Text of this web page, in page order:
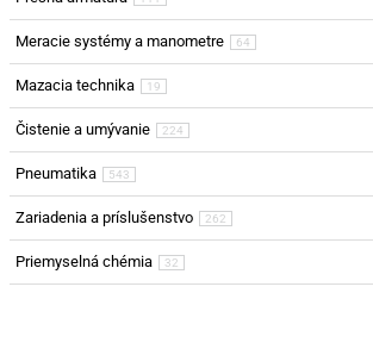
Meracie systémy a manometre 64
Mazacia technika 19
Čistenie a umývanie 224
Pneumatika 543
Zariadenia a príslušenstvo 262
Priemyselná chémia 32